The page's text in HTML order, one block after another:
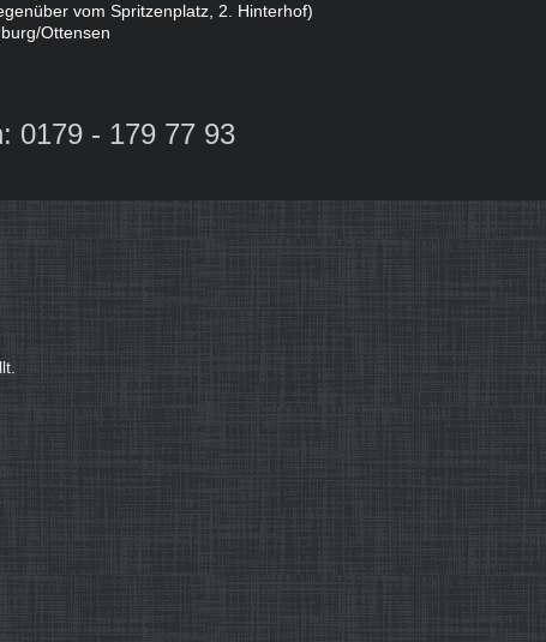
vom Spritzenplatz, 2. Hinterhof)
Ottensen
0179 - 179 77 93